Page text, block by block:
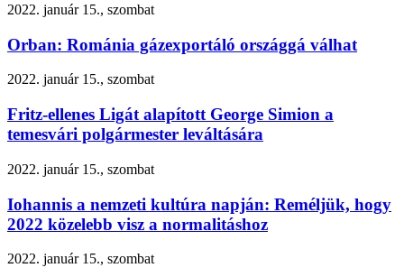
2022. január 15., szombat
Orban: Románia gázexportáló országgá válhat
2022. január 15., szombat
Fritz-ellenes Ligát alapított George Simion a
temesvári polgármester leváltására
2022. január 15., szombat
Iohannis a nemzeti kultúra napján: Reméljük, hogy
2022 közelebb visz a normalitáshoz
2022. január 15., szombat